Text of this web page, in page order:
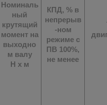
Номиналь
ный
крутящий
момент на
выходно
м валу
Н х м
КПД, % в
непрерыв
-ном
режиме с
ПВ 100%,
не менее